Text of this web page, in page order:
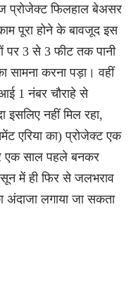
प्रोजेक्ट फिलहाल बेअसर
पूरा होने के बावजूद इस
पर 3 से 3 फीट तक पानी
सामना करना पड़ा। वहीं
1 नंबर चौराहे से
इसलिए नहीं मिल रहा,
एरिया का) प्रोजेक्ट एक
एक साल पहले बनकर
में ही फिर से जलभराव
अंदाजा लगाया जा सकता